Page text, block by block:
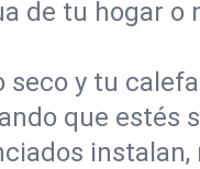
de tu hogar o
seco y tu
que estés